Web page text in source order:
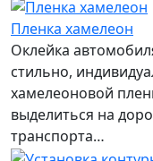
Пленка хамелеон
Оклейка
стильно,
хамелеоновой
выделиться на
транспорта…